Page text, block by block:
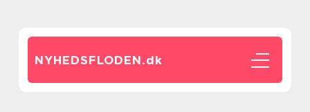
NYHEDSFLODEN.dk